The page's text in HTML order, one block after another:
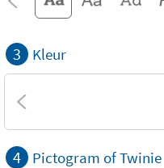
3 Kleur
4 Pictogram of Twinie